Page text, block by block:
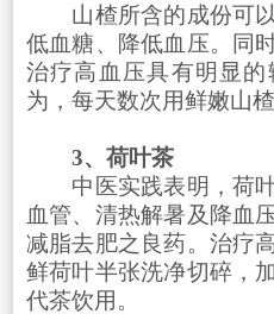
山楂所含的成份可以
低血糖、降低血压。同
治疗高血压具有明显
为，每天数次用鲜嫩山
3、荷叶茶
中医实践表明，荷叶
血管、清热解暑及降血
减脂去肥之良药。治疗
鲜荷叶半张洗净切碎，
代茶饮用。